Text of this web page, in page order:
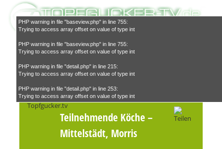
Teilnehmende Köche –
Mittelstädt, Morris
PHP warning in file "baseview.php" in line 755:
Trying to access array offset on value of type int
PHP warning in file "baseview.php" in line 755:
Trying to access array offset on value of type int
PHP warning in file "detail.php" in line 215:
Trying to access array offset on value of type int
PHP warning in file "detail.php" in line 253:
Trying to access array offset on value of type int